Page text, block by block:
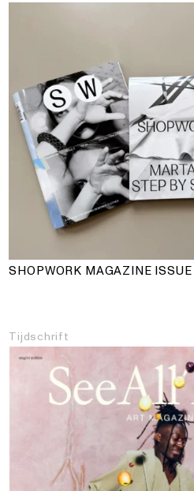
SHOPWORK MAGAZINE ISSUE
Tijdschrift